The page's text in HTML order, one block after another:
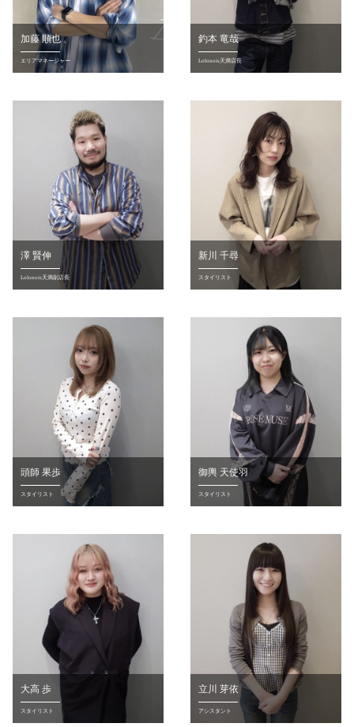
加藤 順也
エリアマネージャー
釣本 竜哉
Lolonois天満店長
澤 賢伸
Lolonois天満副店長
新川 千尋
スタイリスト
頭師 果歩
スタイリスト
御輿 天使羽
スタイリスト
大高 歩
スタイリスト
立川 芽依
アシスタント